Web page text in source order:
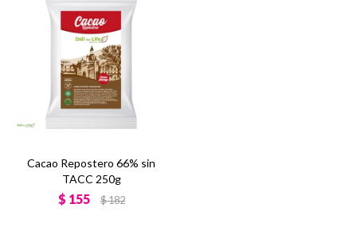
Cacao Repostero 66% sin
TACC 250g
$ 155 $182